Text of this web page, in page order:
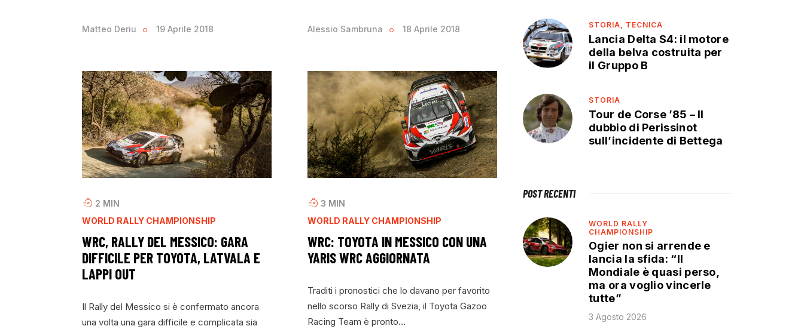
Matteo Deriu 19 Aprile 2018 Alessio Sambruna 18 Aprile 2018
2 MIN
WORLD RALLY CHAMPIONSHIP
WRC, RALLY DEL MESSICO: GARA
DIFFICILE PER TOYOTA, LATVALA E
LAPPI OUT
Il Rally del Messico si è confermato ancora
una volta una gara difficile e complicata sia
3 MIN
WORLD RALLY CHAMPIONSHIP
WRC: TOYOTA IN MESSICO CON UNA
YARIS WRC AGGIORNATA
Traditi i pronostici che lo davano per favorito
nello scorso Rally di Svezia, il Toyota Gazoo
Racing Team è pronto…
STORIA, TECNICA
Lancia Delta S4: il motore
della belva costruita per
il Gruppo B
STORIA
Tour de Corse ’85 – Il
dubbio di Perissinot
sull’incidente di Bettega
POST RECENTI
WORLD RALLY
CHAMPIONSHIP
Ogier non si arrende e
lancia la sfida: “Il
Mondiale è quasi perso,
ma ora voglio vincerle
tutte”
3 Agosto 2026